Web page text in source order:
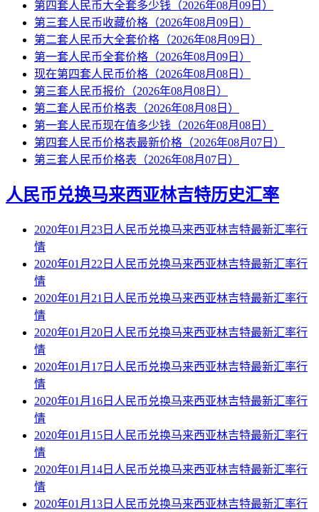
第四套人民币大全套多少钱（2026年08月09日）
第三套人民币收藏价格（2026年08月09日）
第二套人民币大全套价格（2026年08月09日）
第一套人民币全套价格（2026年08月09日）
现在第四套人民币价格（2026年08月08日）
第三套人民币报价（2026年08月08日）
第二套人民币价格表（2026年08月08日）
第一套人民币现在值多少钱（2026年08月08日）
第四套人民币价格表最新价格（2026年08月07日）
第三套人民币价格表（2026年08月07日）
人民币兑换马来西亚林吉特历史汇率
2020年01月23日人民币兑换马来西亚林吉特最新汇率行
情
2020年01月22日人民币兑换马来西亚林吉特最新汇率行
情
2020年01月21日人民币兑换马来西亚林吉特最新汇率行
情
2020年01月20日人民币兑换马来西亚林吉特最新汇率行
情
2020年01月17日人民币兑换马来西亚林吉特最新汇率行
情
2020年01月16日人民币兑换马来西亚林吉特最新汇率行
情
2020年01月15日人民币兑换马来西亚林吉特最新汇率行
情
2020年01月14日人民币兑换马来西亚林吉特最新汇率行
情
2020年01月13日人民币兑换马来西亚林吉特最新汇率行